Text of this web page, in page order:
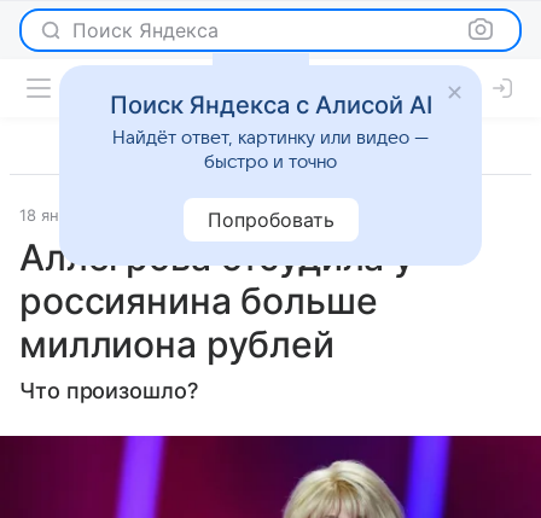
Поиск Яндекса
18 января 2026 Lenta.Ru Светская жизнь
Аллегрова отсудила у
россиянина больше
миллиона рублей
Что произошло?
Поиск Яндекса с Алисой AI
Найдёт ответ, картинку или видео —
быстро и точно
Попробовать